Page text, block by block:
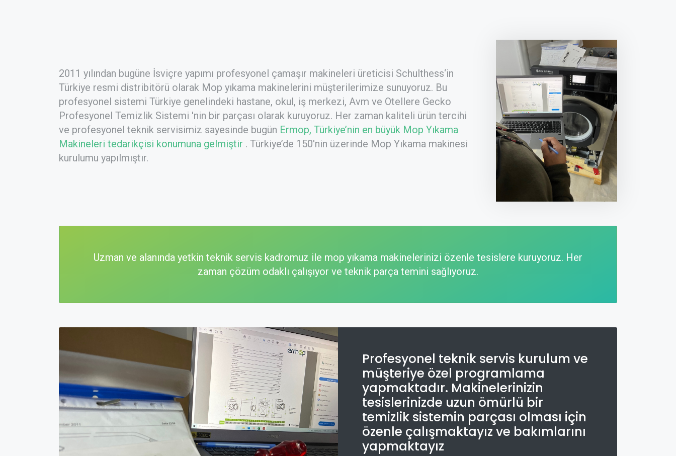
2011 yılından bugüne İsviçre yapımı profesyonel çamaşır makineleri üreticisi Schulthess‘in
Türkiye resmi distribitörü olarak Mop yıkama makinelerini müşterilerimize sunuyoruz. Bu
profesyonel sistemi Türkiye genelindeki hastane, okul, iş merkezi, Avm ve Otellere Gecko
Profesyonel Temizlik Sistemi 'nin bir parçası olarak kuruyoruz. Her zaman kaliteli ürün tercihi
ve profesyonel teknik servisimiz sayesinde bugün Ermop, Türkiye’nin en büyük Mop Yıkama
Makineleri tedarikçisi konumuna gelmiştir . Türkiye’de 150'nin üzerinde Mop Yıkama makinesi
kurulumu yapılmıştır.
Uzman ve alanında yetkin teknik servis kadromuz ile mop yıkama makinelerinizi özenle tesislere kuruyoruz. Her
zaman çözüm odaklı çalışıyor ve teknik parça temini sağlıyoruz.
Profesyonel teknik servis kurulum ve
müşteriye özel programlama
yapmaktadır. Makinelerinizin
tesislerinizde uzun ömürlü bir
temizlik sistemin parçası olması için
özenle çalışmaktayız ve bakımlarını
yapmaktayız